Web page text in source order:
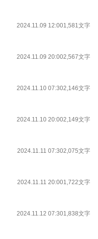
2024.11.09 12:001,581文字
2024.11.09 20:002,567文字
2024.11.10 07:302,146文字
2024.11.10 20:002,149文字
2024.11.11 07:302,075文字
2024.11.11 20:001,722文字
2024.11.12 07:301,838文字